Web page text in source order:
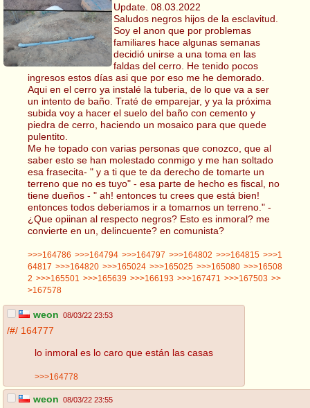
Update. 08.03.2022
Saludos negros hijos de la esclavitud.
Soy el anon que por problemas
familiares hace algunas semanas
decidió unirse a una toma en las
faldas del cerro. He tenido pocos
ingresos estos días asi que por eso me he demorado.
Aqui en el cerro ya instalé la tuberia, de lo que va a ser
un intento de baño. Traté de emparejar, y ya la próxima
subida voy a hacer el suelo del baño con cemento y
piedra de cerro, haciendo un mosaico para que quede
pulentito.
Me he topado con varias personas que conozco, que al
saber esto se han molestado conmigo y me han soltado
esa frasecita- " y a ti que te da derecho de tomarte un
terreno que no es tuyo" - esa parte de hecho es fiscal, no
tiene dueños - " ah! entonces tu crees que está bien!
entonces todos deberiamos ir a tomarnos un terreno." -
¿Que opiinan al respecto negros? Esto es inmoral? me
convierte en un, delincuente? en comunista?
>>>164786 >>>164794 >>>164797 >>>164802 >>>164815 >>>1
64817 >>>164820 >>>165024 >>>165025 >>>165080 >>>16508
2 >>>165501 >>>165639 >>>166193 >>>167471 >>>167503 >>
>167578
weon 08/03/22 23:53
/#/ 164777
lo inmoral es lo caro que están las casas
>>>164778
weon 08/03/22 23:55